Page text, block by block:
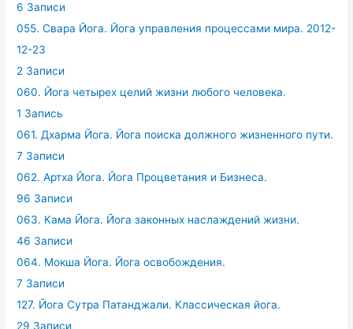
6 Записи
055. Свара Йога. Йога управления процессами мира. 2012-
12-23
2 Записи
060. Йога четырех целий жизни любого человека.
1 Запись
061. Дхарма Йога. Йога поиска должного жизненного пути.
7 Записи
062. Артха Йога. Йога Процветания и Бизнеса.
96 Записи
063. Кама Йога. Йога законных наслаждений жизни.
46 Записи
064. Мокша Йога. Йога освобождения.
7 Записи
127. Йога Сутра Патанджали. Классическая йога.
29 Записи